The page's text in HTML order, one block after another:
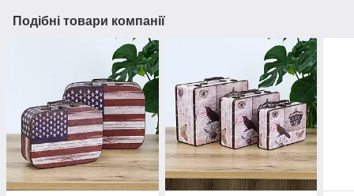
Подібні товари компанії